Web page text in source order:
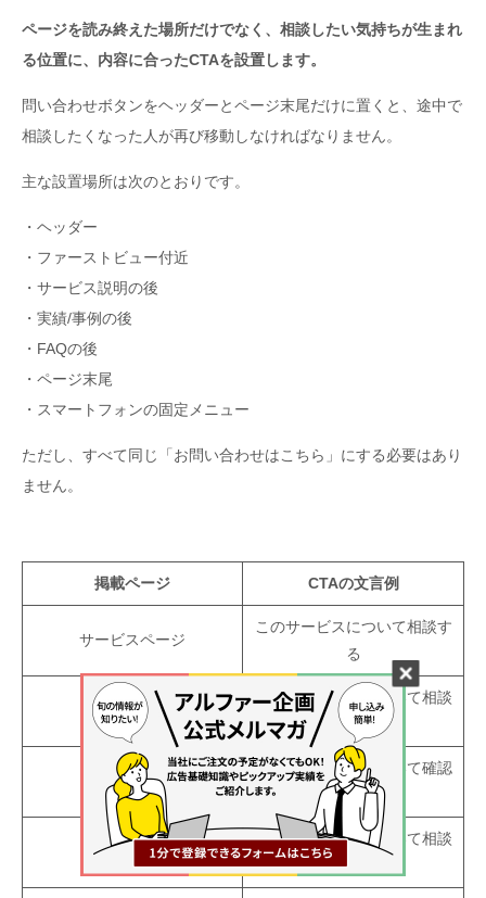
ページを読み終えた場所だけでなく、相談したい気持ちが生まれ
る位置に、内容に合ったCTAを設置します。
問い合わせボタンをヘッダーとページ末尾だけに置くと、途中で
相談したくなった人が再び移動しなければなりません。
主な設置場所は次のとおりです。
・ヘッダー
・ファーストビュー付近
・サービス説明の後
・実績/事例の後
・FAQの後
・ページ末尾
・スマートフォンの固定メニュー
ただし、すべて同じ「お問い合わせはこちら」にする必要はあり
ません。
掲載ページ CTAの文言例
サービスページ
このサービスについて相談す
る
実績ページ
同じような課題について相談
する
採用ページ
応募・職場見学について確認
する
料金ページ
費用と対応範囲について相談
する